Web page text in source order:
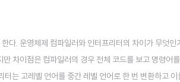
다. 운영체제 컴파일러와 인터프리터의 차이가 무엇
차이점은 컴파일러의 경우 전체 코드를 보고 명령어
는 고레벨 언어를 중간 레벨 언어로 한 번 변환하고 이